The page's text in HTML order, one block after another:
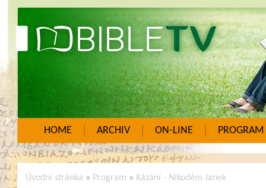
HOME ARCHIV ON-LINE PROGRAM
Úvodní stránka » Program » Kázání - Nikodém Janek